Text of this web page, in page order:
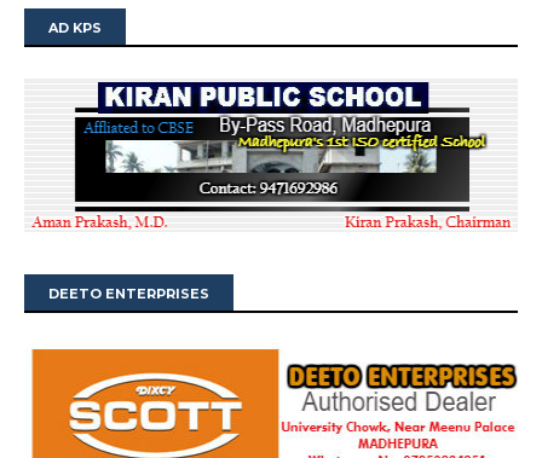
AD KPS
DEETO ENTERPRISES